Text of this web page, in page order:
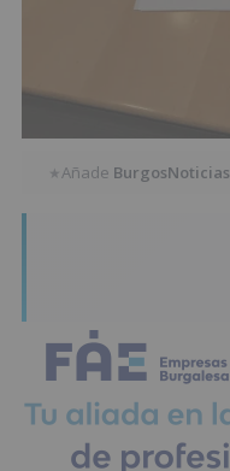
★Añade BurgosNoticias